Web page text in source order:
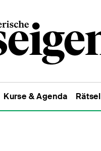
Kurse & Agenda Rätsel